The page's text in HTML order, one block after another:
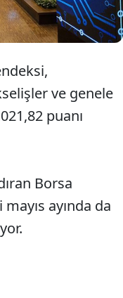
ve genele
puanı
Borsa
ayında da